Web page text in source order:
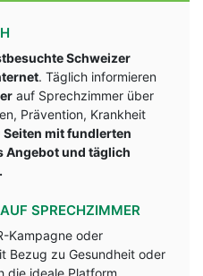
Schweizer
. Täglich informieren
auf Sprechzimmer über
Prävention, Krankheit
mit fundlerten
Angebot und täglich
SPRECHZIMMER
Kampagne oder
Bezug zu Gesundheit oder
die ideale Platform